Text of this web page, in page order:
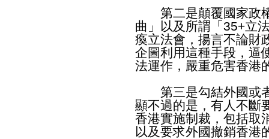
第二是顛覆國家政權
曲」以及所謂「35+立
瘓立法會，揚言不論財
企圖利用這種手段，逼
法運作，嚴重危害香港
第三是勾結外國或者
顯不過的是，有人不斷
香港實施制裁，包括取
以及要求外國撤銷香港